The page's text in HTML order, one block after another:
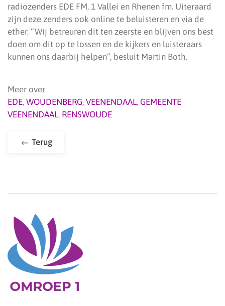
radiozenders EDE FM, 1 Vallei en Rhenen fm. Uiteraard
zijn deze zenders ook online te beluisteren en via de
ether. “Wij betreuren dit ten zeerste en blijven ons best
doen om dit op te lossen en de kijkers en luisteraars
kunnen ons daarbij helpen”, besluit Martin Both.
Meer over
EDE, WOUDENBERG, VEENENDAAL, GEMEENTE
VEENENDAAL, RENSWOUDE
Terug